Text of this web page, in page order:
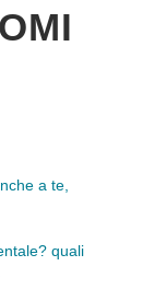
a te,
quali